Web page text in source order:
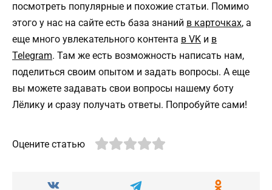
посмотреть популярные и похожие статьи. Помимо
этого у нас на сайте есть база знаний в карточках, а
еще много увлекательного контента в VK и в
Telegram. Там же есть возможность написать нам,
поделиться своим опытом и задать вопросы. А еще
вы можете задавать свои вопросы нашему боту
Лёлику и сразу получать ответы. Попробуйте сами!
Оцените статью